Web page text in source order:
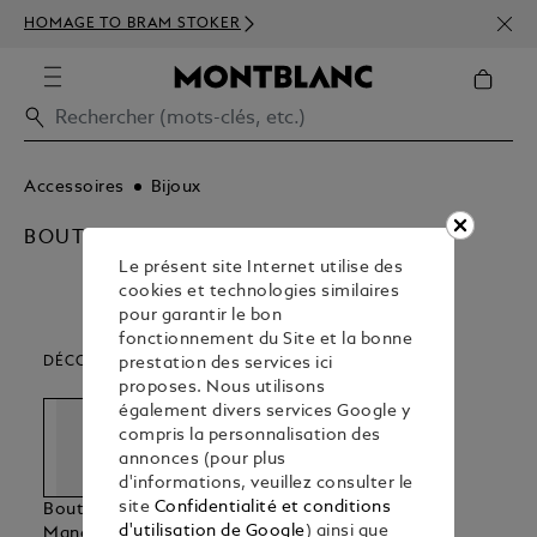
HOMAGE TO BRAM STOKER
350€
Accessoires Bijoux
BOUTONS DE MANCHETTE
DÉCOUVREZ NOS CATÉGORIES D’ARTICLES
Boutons De
Manchette
Bracelets
Pinces A
Cravate &
Le présent site Internet utilise des
cookies et technologies similaires
pour garantir le bon
fonctionnement du Site et la bonne
prestation des services ici
proposes. Nous utilisons
également divers services Google y
compris la personnalisation des
annonces (pour plus
d'informations, veuillez consulter le
site Confidentialité et conditions
d'utilisation de Google) ainsi que